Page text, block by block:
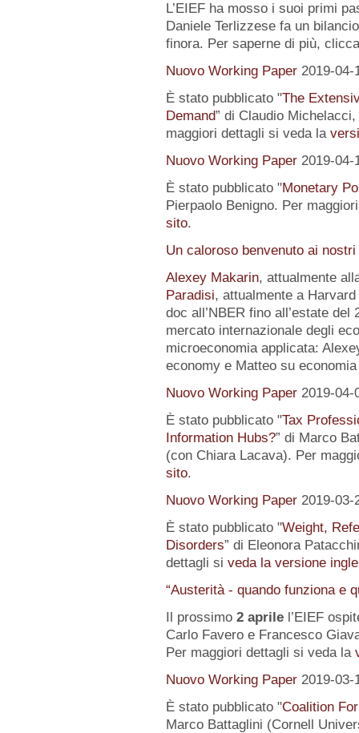
L’EIEF ha mosso i suoi primi
Daniele Terlizzese fa un
finora. Per saperne di più,
Nuovo Working Paper 2019-04-
È stato pubblicato "The
Demand” di Claudio
maggiori dettagli si veda la
Nuovo Working Paper 2019-04-
È stato pubblicato "Monetary
Pierpaolo Benigno. Per
sito.
Un caloroso benvenuto ai
Alexey Makarin, attualmente
Paradisi, attualmente a
doc all’NBER fino all’estate
mercato internazionale degli
microeconomia applicata:
economy e Matteo su
Nuovo Working Paper 2019-04-
È stato pubblicato "Tax
Information Hubs?” di Marco
(con Chiara Lacava). Per
sito.
Nuovo Working Paper 2019-03-
È stato pubblicato "Weight,
Disorders” di Eleonora
dettagli si veda la versione
“Austerità - quando funziona e
Il prossimo 2 aprilel’EIEF
Carlo Favero e Francesco
Per maggiori dettagli si veda la
Nuovo Working Paper 2019-03-
È stato pubblicato "Coalition
Marco Battaglini (Cornell